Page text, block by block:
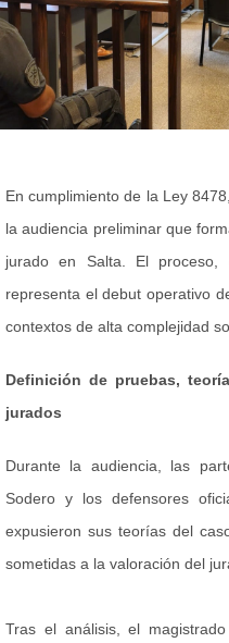
En cumplimiento de la Ley
la audiencia preliminar que
jurado en Salta. El proceso,
representa el debut operativo
contextos de alta complejidad
Definición de pruebas,
jurados
Durante la audiencia, las
Sodero y los defensores
expusieron sus teorías del
sometidas a la valoración del
Tras el análisis, el